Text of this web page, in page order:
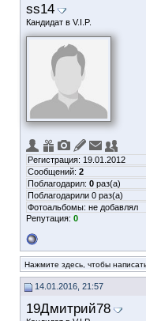
ss14
Кандидат в V.I.P.
Регистрация: 19.01.2012
Сообщений: 2
Поблагодарил: 0 раз(а)
Поблагодарили 0 раз(а)
Фотоальбомы: не добавлял
Репутация: 0
Нажмите здесь, чтобы
14.01.2016, 21:57
19Дмитрий78